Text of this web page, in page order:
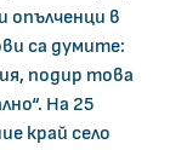
опълченци в
са думите:
подир това
На 25
край село